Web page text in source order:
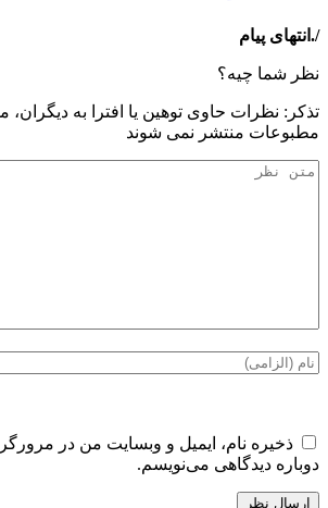
/.انتهای پیام
نظر شما چیه؟
تذكر: نظرات حاوی توهين يا افترا به ديگران،
مطبوعات منتشر نمی شوند
ذخیره نام، ایمیل و وبسایت من در
دوباره دیدگاهی می‌نویسم.